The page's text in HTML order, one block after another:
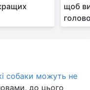
щоб
собаки можуть не
до цього